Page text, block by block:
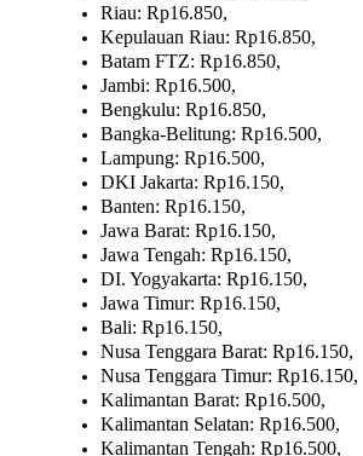
Riau: Rp16.850,
Kepulauan Riau: Rp16.850,
Batam FTZ: Rp16.850,
Jambi: Rp16.500,
Bengkulu: Rp16.850,
Bangka-Belitung: Rp16.500,
Lampung: Rp16.500,
DKI Jakarta: Rp16.150,
Banten: Rp16.150,
Jawa Barat: Rp16.150,
Jawa Tengah: Rp16.150,
DI. Yogyakarta: Rp16.150,
Jawa Timur: Rp16.150,
Bali: Rp16.150,
Nusa Tenggara Barat: Rp16.150,
Nusa Tenggara Timur: Rp16.150,
Kalimantan Barat: Rp16.500,
Kalimantan Selatan: Rp16.500,
Kalimantan Tengah: Rp16.500,